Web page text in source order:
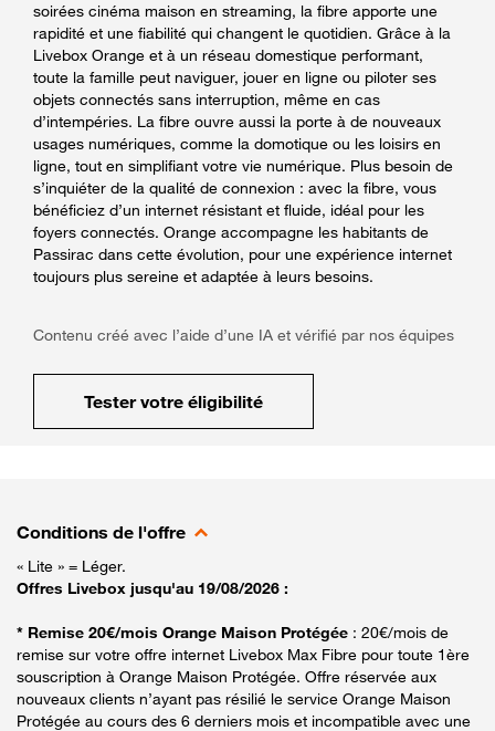
soirées cinéma maison en streaming, la fibre apporte une
rapidité et une fiabilité qui changent le quotidien. Grâce à la
Livebox Orange et à un réseau domestique performant,
toute la famille peut naviguer, jouer en ligne ou piloter ses
objets connectés sans interruption, même en cas
d’intempéries. La fibre ouvre aussi la porte à de nouveaux
usages numériques, comme la domotique ou les loisirs en
ligne, tout en simplifiant votre vie numérique. Plus besoin de
s’inquiéter de la qualité de connexion : avec la fibre, vous
bénéficiez d’un internet résistant et fluide, idéal pour les
foyers connectés. Orange accompagne les habitants de
Passirac dans cette évolution, pour une expérience internet
toujours plus sereine et adaptée à leurs besoins.
Contenu créé avec l’aide d’une IA et vérifié par nos équipes
Tester votre éligibilité
Conditions de l'offre
« Lite » = Léger.
Offres Livebox jusqu'au 19/08/2026 :
* Remise 20€/mois Orange Maison Protégée : 20€/mois de
remise sur votre offre internet Livebox Max Fibre pour toute 1ère
souscription à Orange Maison Protégée. Offre réservée aux
nouveaux clients n’ayant pas résilié le service Orange Maison
Protégée au cours des 6 derniers mois et incompatible avec une